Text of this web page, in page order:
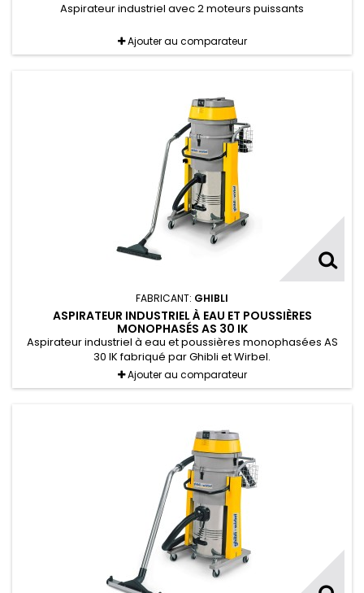
Aspirateur industriel avec 2 moteurs puissants
Ajouter au comparateur
FABRICANT: GHIBLI
ASPIRATEUR INDUSTRIEL À EAU ET POUSSIÈRES
MONOPHASÉS AS 30 IK
Aspirateur industriel à eau et poussières monophasées AS
30 IK fabriqué par Ghibli et Wirbel.
Ajouter au comparateur